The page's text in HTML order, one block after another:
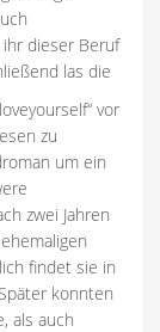
ihr dieser Beruf
las die
vor
zu
um ein
zwei Jahren
findet sie in
konnten
als auch